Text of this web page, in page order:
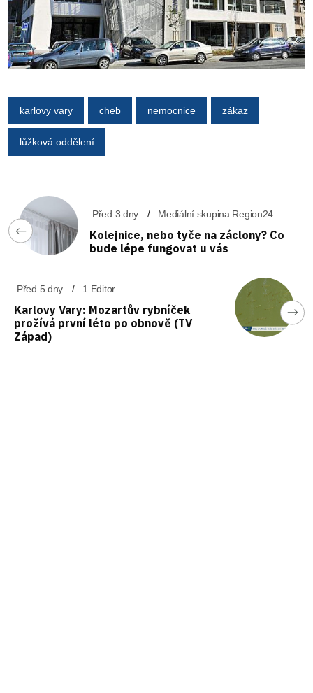
karlovy vary cheb nemocnice zákaz
lůžková oddělení
Před 3 dny Mediální skupina Region24
Kolejnice, nebo tyče na záclony? Co
bude lépe fungovat u vás
Před 5 dny 1 Editor
Karlovy Vary: Mozartův rybníček
prožívá první léto po obnově (TV
Západ)